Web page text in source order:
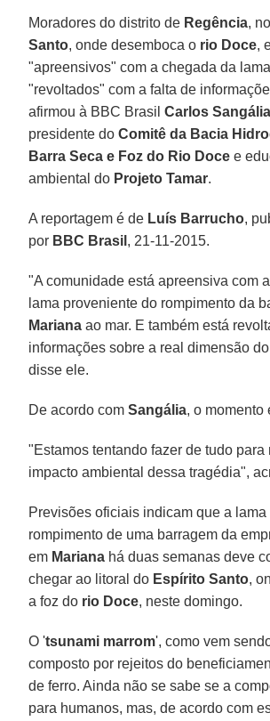
Moradores do distrito de Regência, no
Santo, onde desemboca o rio Doce,
"apreensivos" com a chegada da
"revoltados" com a falta de
afirmou à BBC BrasilCarlos Sangália
presidente doComitê da Bacia
Barra Seca e Foz do Rio Doce e
ambiental do Projeto Tamar.
A reportagem é de Luís Barrucho,
por BBC Brasil , 21-11-2015.
"A comunidade está apreensiva com
lama proveniente do rompimento da
Mariana ao mar. E também está
informações sobre a real dimensão
disse ele.
De acordo comSangália, o momento
"Estamos tentando fazer de tudo para
impacto ambiental dessa tragédia",
Previsões oficiais indicam que a
rompimento de uma barragem da
em Mariana há duas semanas deve
chegar ao litoral do Espírito Santo,
a foz do rio Doce, neste domingo.
O 'tsunami marrom', como vem
composto por rejeitos do
de ferro. Ainda não se sabe se a
para humanos, mas, de acordo com